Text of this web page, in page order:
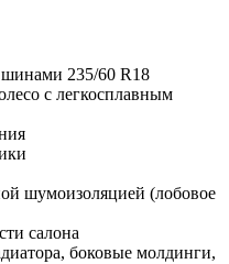
235/60 R18
с легкосплавным
шумоизоляцией (лобовое
салона
боковые молдинги,